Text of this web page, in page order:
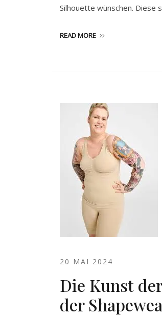
Silhouette wünschen. Diese
READ MORE
20 MAI 2024
Die Kunst
der